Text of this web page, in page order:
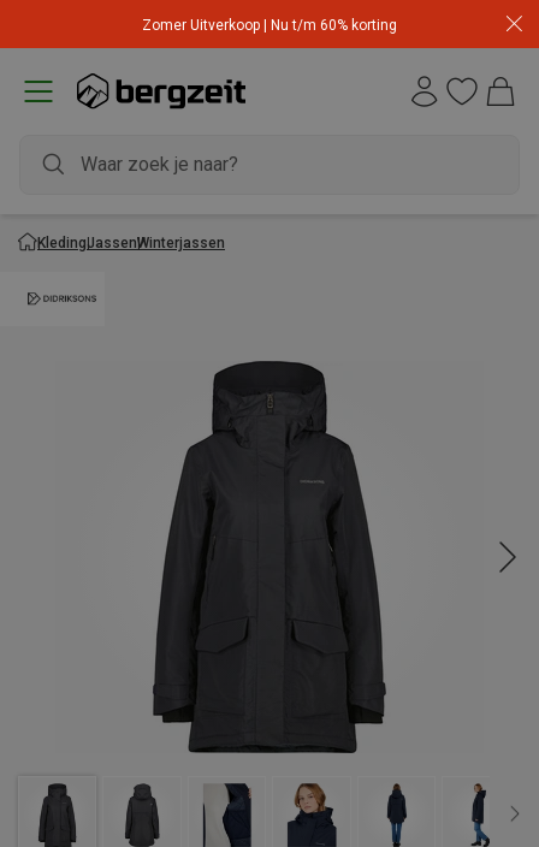
Zomer Uitverkoop | Nu t/m 60% korting
KledingJassenWinterjassen